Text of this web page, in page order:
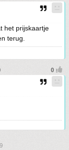
het prijskaartje
terug.